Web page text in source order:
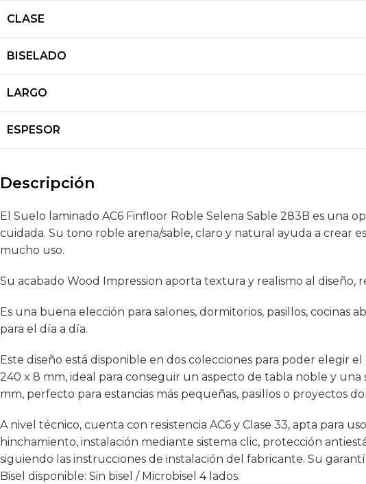
CLASE
BISELADO
LARGO
ESPESOR
Descripción
El Suelo laminado AC6 Finfloor Roble Selena Sable 283B es una
cuidada. Su tono roble arena/sable, claro y natural ayuda a crear
mucho uso.
Su acabado Wood Impression aporta textura y realismo al
Es una buena elección para salones, dormitorios, pasillos, cocinas
para el día a día.
Este diseño está disponible en dos colecciones para poder elegir
240 x 8 mm, ideal para conseguir un aspecto de tabla noble y una
mm, perfecto para estancias más pequeñas, pasillos o proyectos
A nivel técnico, cuenta con resistencia AC6 y Clase 33, apta para
hinchamiento, instalación mediante sistema clic, protección
siguiendo las instrucciones de instalación del fabricante. Su
Bisel disponible: Sin bisel / Microbisel 4 lados.